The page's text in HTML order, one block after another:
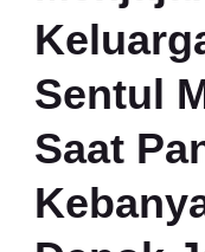
Sentul
Saat